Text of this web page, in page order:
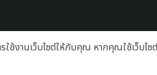
ช้งานเว็บไซต์ให้กับคุณ หากคุณใช้เว็บไซ